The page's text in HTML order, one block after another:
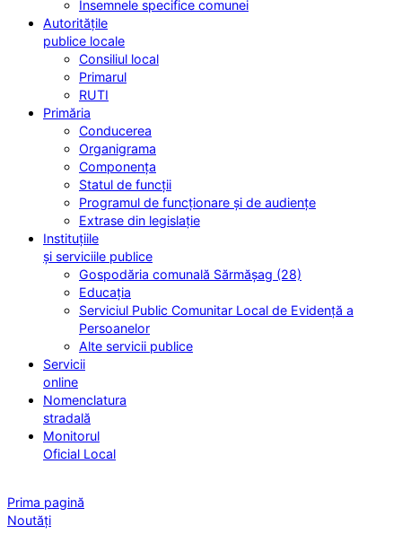
Însemnele specifice comunei
Autoritățile
publice locale
Consiliul local
Primarul
RUTI
Primăria
Conducerea
Organigrama
Componența
Statul de funcții
Programul de funcționare și de audiențe
Extrase din legislație
Instituțiile
și serviciile publice
Gospodăria comunală Sărmășag (28)
Educația
Serviciul Public Comunitar Local de Evidență a
Persoanelor
Alte servicii publice
Servicii
online
Nomenclatura
stradală
Monitorul
Oficial Local
Prima pagină
Noutăți